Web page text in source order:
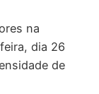
na
dia 26
de